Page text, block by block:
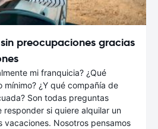
preocupaciones gracias
mi franquicia? ¿Qué
mínimo? ¿Y qué compañía de
Son todas preguntas
si quiere alquilar un
vacaciones. Nosotros pensamos